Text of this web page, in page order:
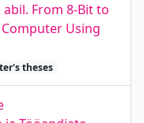
From 8-Bit to
Using
theses